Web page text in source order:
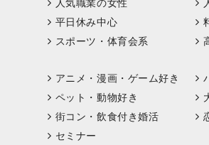
人気職業の女性
平日休み中心
スポーツ・体育会系
アニメ・漫画・ゲーム好き
ペット・動物好き
街コン・飲食付き婚活
セミナー